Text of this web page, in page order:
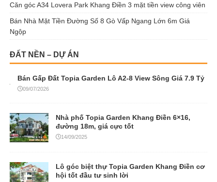
Căn góc A34 Lovera Park Khang Điền 3 mặt tiền view công viên
Bán Nhà Mặt Tiền Đường Số 8 Gò Vấp Ngang Lớn 6m Giá
Ngộp
ĐẤT NỀN – DỰ ÁN
Bán Gấp Đất Topia Garden Lô A2-8 View Sông Giá 7.9 Tỷ
09/07/2026
Nhà phố Topia Garden Khang Điền 6×16,
đường 18m, giá cực tốt
14/09/2025
Lô góc biệt thự Topia Garden Khang Điền cơ
hội tốt đầu tư sinh lời